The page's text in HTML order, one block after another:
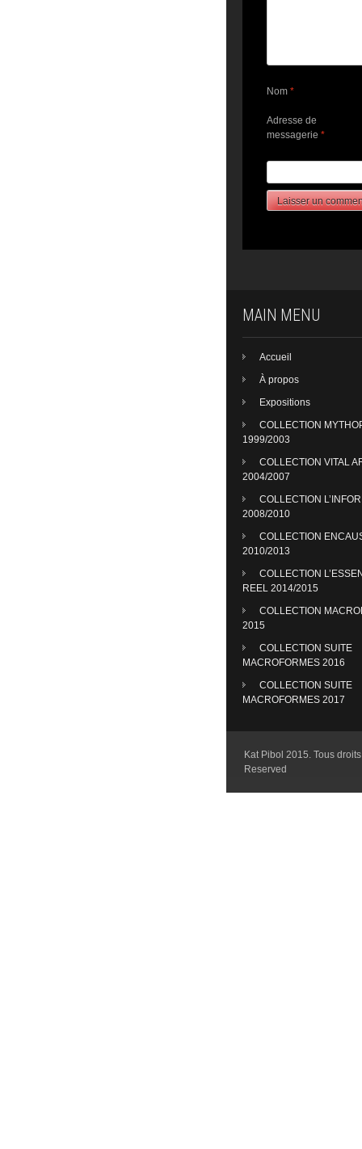
Nom *
Adresse de
messagerie *
MAIN MENU
Accueil
À propos
Expositions
COLLECTION
1999/2003
COLLECTION VITAL
2004/2007
COLLECTION
2008/2010
COLLECTION
2010/2013
COLLECTION
REEL 2014/2015
COLLECTION
2015
COLLECTION SUITE
MACROFORMES 2016
COLLECTION SUITE
MACROFORMES 2017
Kat Pibol 2015. Tous
Reserved